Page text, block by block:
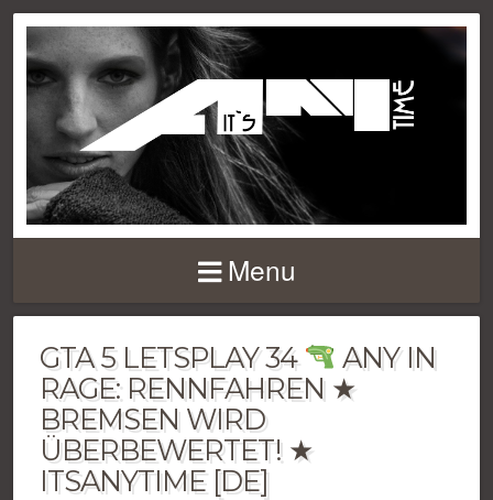
Menu
GTA 5 LETSPLAY 34
ANY IN
RAGE: RENNFAHREN ★
BREMSEN WIRD
ÜBERBEWERTET! ★
ITSANYTIME [DE]